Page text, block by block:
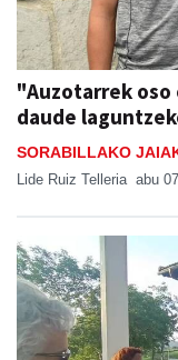
"Auzotarrek
daude
SORABILLAKO
Lide Ruiz Telleria abu